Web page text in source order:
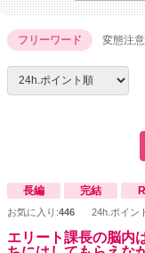
フリーワード 変態注意
長編 完結
お気に入り:446 24h.ポイン
エリート課長の脳内